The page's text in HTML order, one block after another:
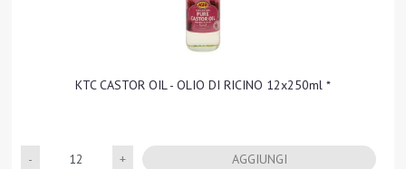
KTC CASTOR OIL - OLIO DI RICINO 12x250ml *
AGGIUNGI